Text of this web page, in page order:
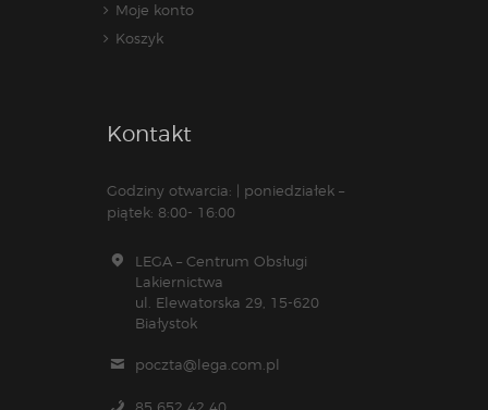
Moje konto
Koszyk
Kontakt
Godziny otwarcia: | poniedziałek –
piątek: 8:00- 16:00
LEGA – Centrum Obsługi
Lakiernictwa
ul. Elewatorska 29, 15-620
Białystok
poczta@lega.com.pl
85 652 42 40